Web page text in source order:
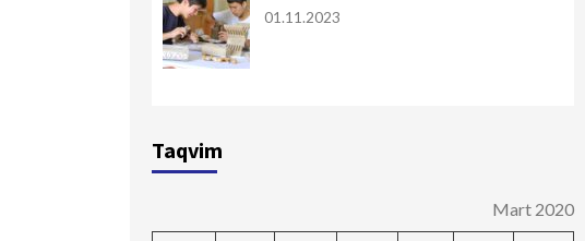
01.11.2023
Taqvim
Mart 2020